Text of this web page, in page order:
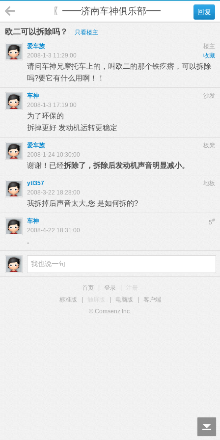
回复
〖━━济南车神俱乐部━━〗
欧二可以拆除吗？
只看楼主
楼主
爱车族
收藏
2008-1-3 11:29:00
请问车神兄摩托车上的，叫欧二的那个铁疙瘩，可以拆除
吗?要它有什么用啊！！
沙发
车神
2008-1-3 17:19:00
为了环保的
拆掉更好 发动机运转更稳定
板凳
爱车族
2008-1-24 10:30:00
谢谢！已经拆除了，拆除后发动机声音明显减小。
地板
ytl357
2008-3-22 18:28:00
我拆掉后声音太大,您 是如何拆的?
5#
车神
2008-4-22 18:31:00
.
首页 登录
注册
标准版
触屏版 电脑版
客户端
© Comsenz Inc.